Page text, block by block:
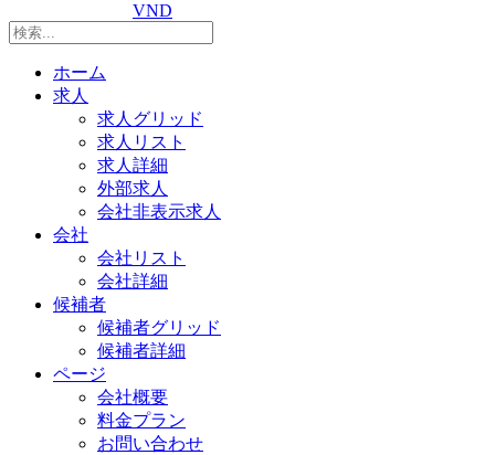
VND
ホーム
求人
求人グリッド
求人リスト
求人詳細
外部求人
会社非表示求人
会社
会社リスト
会社詳細
候補者
候補者グリッド
候補者詳細
ページ
会社概要
料金プラン
お問い合わせ